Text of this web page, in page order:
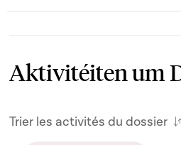
Aktivitéiten um
Trier les activités du dossier